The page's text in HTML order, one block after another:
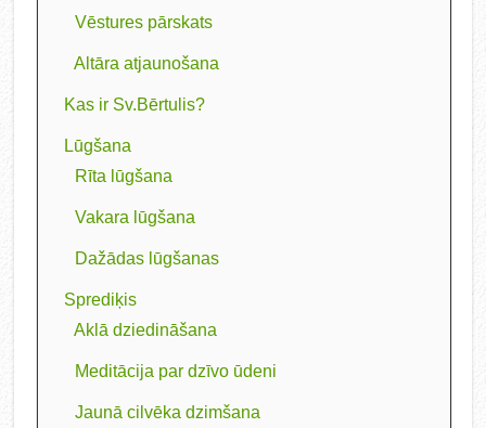
Vēstures pārskats
Altāra atjaunošana
Kas ir Sv.Bērtulis?
Lūgšana
Rīta lūgšana
Vakara lūgšana
Dažādas lūgšanas
Sprediķis
Aklā dziedināšana
Meditācija par dzīvo ūdeni
Jaunā cilvēka dzimšana